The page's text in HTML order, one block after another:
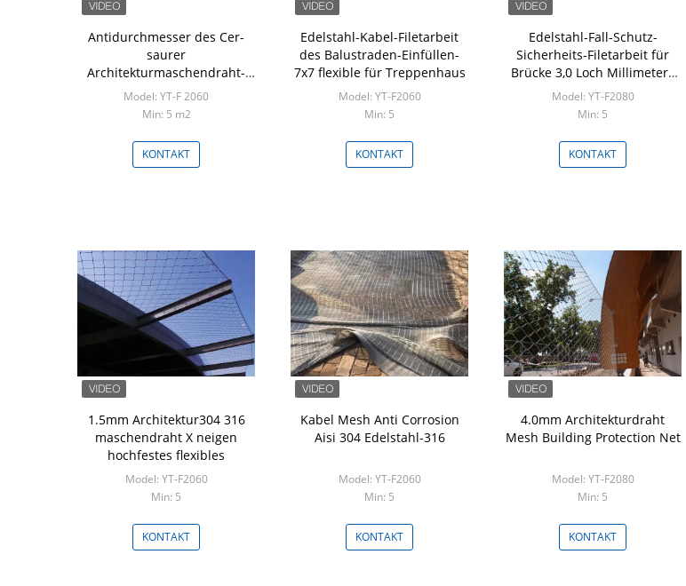
Antidurchmesser des Cer-
saurer
Architekturmaschendraht-
2.5mm
Model: YT-F 2060
Min: 5 m2
KONTAKT
Edelstahl-Kabel-Filetarbeit
des Balustraden-Einfüllen-
7x7 flexible für Treppenhaus
Model: YT-F2060
Min: 5
KONTAKT
Edelstahl-Fall-Schutz-
Sicherheits-Filetarbeit für
Brücke 3,0 Loch Millimeters
60x60 Millimeter
Model: YT-F2080
Min: 5
KONTAKT
1.5mm Architektur304 316
maschendraht X neigen
hochfestes flexibles
Model: YT-F2060
Min: 5
KONTAKT
Kabel Mesh Anti Corrosion
Aisi 304 Edelstahl-316
Model: YT-F2060
Min: 5
KONTAKT
4.0mm Architekturdraht
Mesh Building Protection Net
Model: YT-F2080
Min: 5
KONTAKT